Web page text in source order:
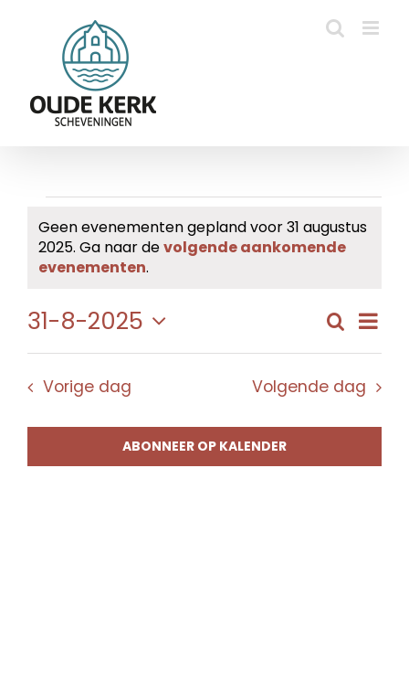
Evenementen
in
31
augustus
2025
Bericht
Geen evenementen gepland voor 31 augustus
2025. Ga naar devolgende aankomende
evenementen.
en
Zoeken
Dag
31-8-2025
Selecteer
datum.
Vorige dag Volgende dag
ABONNEER OP KALENDER